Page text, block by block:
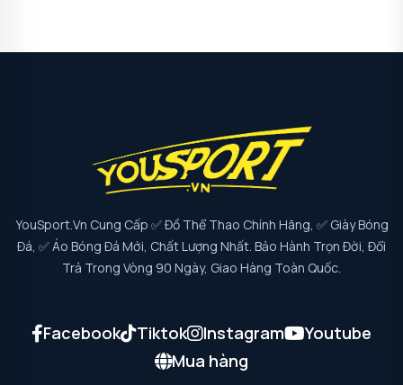
YouSport.vn Cung Cấp ✅ Đồ Thể Thao Chính Hãng, ✅ Giày Bóng
Đá, ✅ Áo Bóng Đá Mới, Chất Lượng Nhất. Bảo Hành Trọn Đời, Đổi
Trả Trong Vòng 90 Ngày, Giao Hàng Toàn Quốc.
Facebook Tiktok Instagram
Youtube
Mua hàng